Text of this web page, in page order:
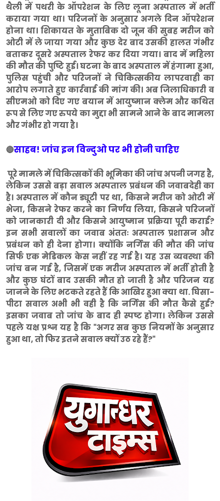
थैली में पथरी के ऑपरेशन के लिए लूना अस्पताल में भर्ती
कराया गया था। परिजनों के अनुसार अगले दिन ऑपरेशन
होना था। शिकायत के मुताबिक दो जून की सुबह मरीज को
ओटी में ले जाया गया और कुछ देर बाद उसकी हालत गंभीर
बताकर दूसरे अस्पताल रेफर कर दिया गया। बाद में महिला
की मौत की पुष्टि हुई। घटना के बाद अस्पताल में हंगामा हुआ,
पुलिस पहुंची और परिजनों ने चिकित्सकीय लापरवाही का
आरोप लगाते हुए कार्रवाई की मांग की। अब जिलाधिकारी व
सीएमओ को दिए गए बयान में आयुष्मान क्लेम और कथित
रूप से लिए गए रुपये का मुद्दा भी सामने आने के बाद मामला
और गंभीर हो गया है।
🔴साहब! जांच इन विन्दुओ पर भी होनी चाहिए
पूरे मामले में चिकित्सकों की भूमिका की जांच अपनी जगह है,
लेकिन उससे बड़ा सवाल अस्पताल प्रबंधन की जवाबदेही का
है। अस्पताल में कौन ड्यूटी पर था, किसने मरीज को ओटी में
भेजा, किसने रेफर करने का निर्णय लिया, किसने परिजनों
को जानकारी दी और किसने आयुष्मान प्रक्रिया पूरी कराई?
इन सभी सवालों का जवाब अंततः अस्पताल प्रशासन और
प्रबंधन को ही देना होगा। क्योंकि नर्गिस की मौत की जांच
सिर्फ एक मेडिकल केस नहीं रह गई है। यह उस व्यवस्था की
जांच बन गई है, जिसमें एक मरीज अस्पताल में भर्ती होती है
और कुछ घंटों बाद उसकी मौत हो जाती है और परिजन यह
जानने के लिए भटकते रहते हैं कि आखिर हुआ क्या था. घिसा-
पीटा सवाल अभी भी वही है कि नर्गिस की मौत कैसे हुई?
इसका जवाब तो जांच के बाद ही स्पष्ट होगा। लेकिन उससे
पहले यक्ष प्रश्न यह है कि "अगर सब कुछ नियमों के अनुसार
हुआ था, तो फिर इतने सवाल क्यों उठ रहे हैं?"